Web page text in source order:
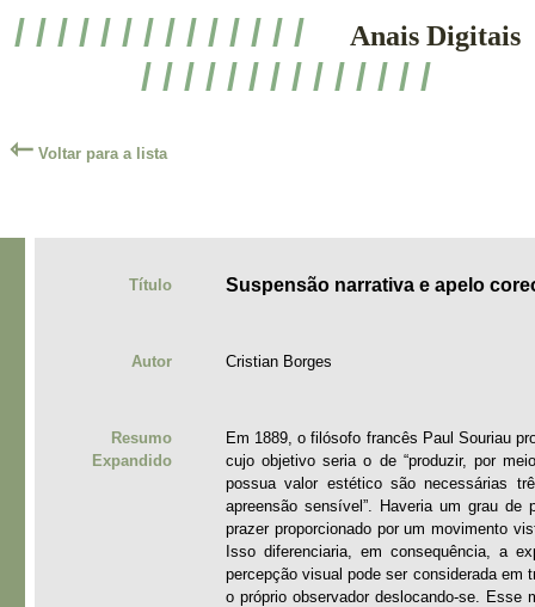
/ / / / / / / / / / / / / / Anais Digitais
/ / / / / / / / / / / / / /
⇽ Voltar para a lista
Título Suspensão narrativa e apelo
Autor Cristian Borges
Resumo
Expandido
Em 1889, o filósofo francês Paul Souriau
cujo objetivo seria o de “produzir, por
possua valor estético são necessárias
apreensão sensível”. Haveria um grau
prazer proporcionado por um movimento
Isso diferenciaria, em consequência, a
percepção visual pode ser considerada
o próprio observador deslocando-se. Esse